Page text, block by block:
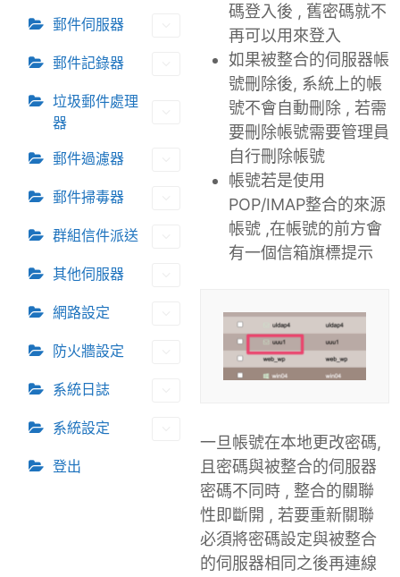
郵件伺服器
郵件記錄器
垃圾郵件處理
器
郵件過濾器
郵件掃毒器
群組信件派送
其他伺服器
網路設定
防火牆設定
系統日誌
系統設定
登出
碼登入後 , 舊密碼就不
再可以用來登入
如果被整合的伺服器帳
號刪除後, 系統上的帳
號不會自動刪除 , 若需
要刪除帳號需要管理員
自行刪除帳號
帳號若是使用
POP/IMAP整合的來源
帳號 ,在帳號的前方會
有一個信箱旗標提示
一旦帳號在本地更改密碼,
且密碼與被整合的伺服器
密碼不同時 , 整合的關聯
性即斷開 , 若要重新關聯
必須將密碼設定與被整合
的伺服器相同之後再連線